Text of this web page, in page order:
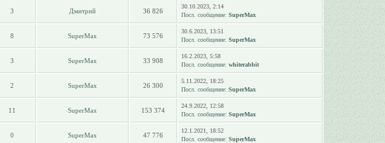
3 Дмитрий 36 826
30.10.2023, 2:14
Посл. сообщение: SuperMax
8 SuperMax 73 576
30.6.2023, 13:51
Посл. сообщение: SuperMax
3 SuperMax 33 908
16.2.2023, 5:58
Посл. сообщение: whiterabbit
2 SuperMax 26 300
5.11.2022, 18:25
Посл. сообщение: SuperMax
11 SuperMax 153 374
24.9.2022, 12:58
Посл. сообщение: SuperMax
0 SuperMax 47 776
12.1.2021, 18:52
Посл. сообщение: SuperMax